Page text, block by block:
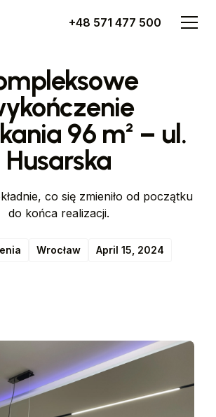
+48 571 477 500
96 m² – ul.
Husarska
co się zmieniło od początku
do końca realizacji.
Wrocław April 15, 2024